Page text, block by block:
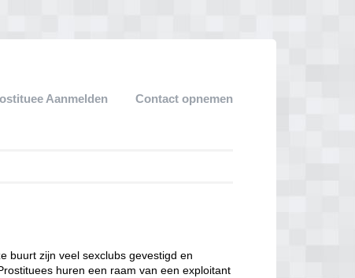
Aanmelden Contact opnemen
buurt zijn veel sexclubs gevestigd en
huren een raam van een exploitant